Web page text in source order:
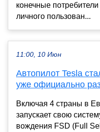
конечные
личного пользован...
11:00, 10 Июн
Автопилот Tesla
уже официально
Включая 4 страны в
запускает свою
вождения FSD (Full